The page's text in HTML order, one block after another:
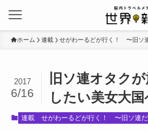
ホーム 連載 せがわーるどが行く！ 〜旧ソ
旧ソ連オタク
したい美女大
2017
6/16
連載 せがわーるどが行く！ 〜旧ソ連